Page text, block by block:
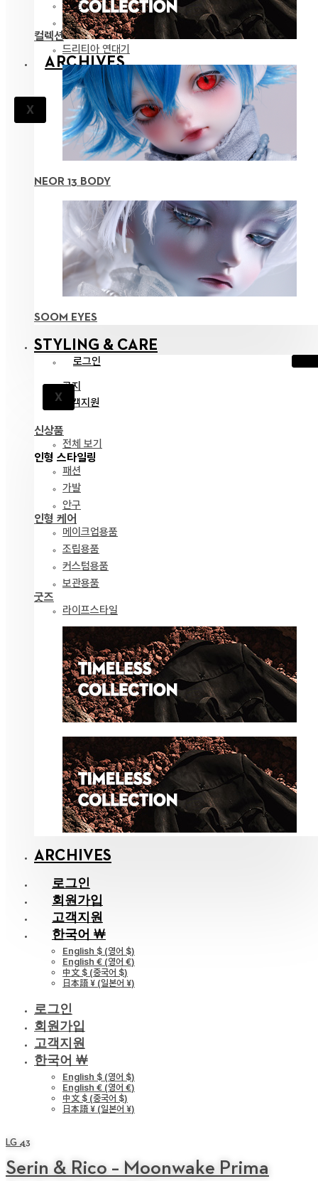
ARCHIVES
X
의상
도구
컬렉션
드리티아 연대기
NEOR 13 BODY
SOOM EYES
STYLING & CARE
로그인
X
공지
고객지원
신상품
전체 보기
인형 스타일링
패션
가발
안구
인형 케어
메이크업용품
조립용품
커스텀용품
보관용품
굿즈
라이프스타일
ARCHIVES
로그인
회원가입
고객지원
한국어 ￦
English $ (영어 $)
English € (영어 €)
中文 $ (중국어 $)
日本語 ¥ (일본어 ¥)
로그인
회원가입
고객지원
한국어 ￦
English $ (영어 $)
English € (영어 €)
中文 $ (중국어 $)
日本語 ¥ (일본어 ¥)
LG 43
Serin & Rico – Moonwake Prima